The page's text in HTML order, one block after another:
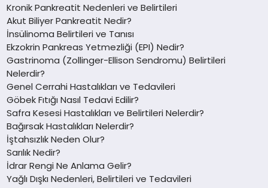
Kronik Pankreatit Nedenleri ve Belirtileri
Akut Biliyer Pankreatit Nedir?
İnsülinoma Belirtileri ve Tanısı
Ekzokrin Pankreas Yetmezliği (EPI) Nedir?
Gastrinoma (Zollinger-Ellison Sendromu) Belirtileri
Nelerdir?
Genel Cerrahi Hastalıkları ve Tedavileri
Göbek Fıtığı Nasıl Tedavi Edilir?
Safra Kesesi Hastalıkları ve Belirtileri Nelerdir?
Bağırsak Hastalıkları Nelerdir?
İştahsızlık Neden Olur?
Sarılık Nedir?
İdrar Rengi Ne Anlama Gelir?
Yağlı Dışkı Nedenleri, Belirtileri ve Tedavileri